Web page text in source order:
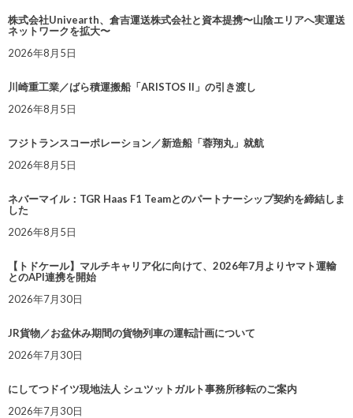
株式会社Univearth、倉吉運送株式会社と資本提携〜山陰エリアへ実運送
ネットワークを拡大〜
2026年8月5日
川崎重工業／ばら積運搬船「ARISTOS II」の引き渡し
2026年8月5日
フジトランスコーポレーション／新造船「蓉翔丸」就航
2026年8月5日
ネバーマイル：TGR Haas F1 Teamとのパートナーシップ契約を締結しま
した
2026年8月5日
【トドケール】マルチキャリア化に向けて、2026年7月よりヤマト運輸
とのAPI連携を開始
2026年7月30日
JR貨物／お盆休み期間の貨物列車の運転計画について
2026年7月30日
にしてつドイツ現地法人 シュツットガルト事務所移転のご案内
2026年7月30日